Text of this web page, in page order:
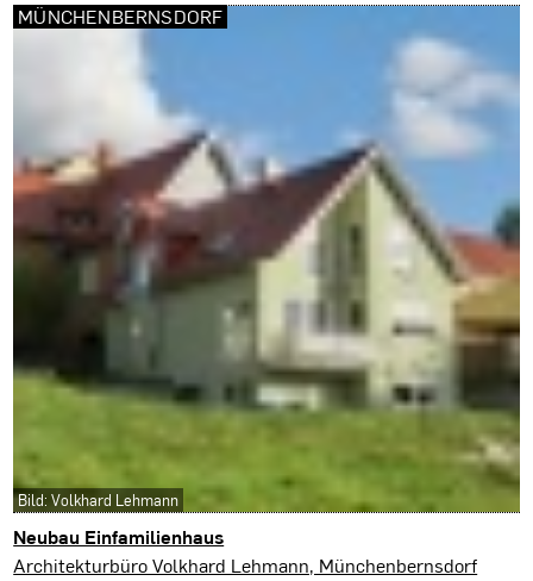
Neubau Einfamilienhaus
Münchenbernsdorf
Architekturbüro Volkhard Lehmann, Münchenbernsdorf
MÜNCHENBERNSDORF
Bild: Volkhard Lehmann